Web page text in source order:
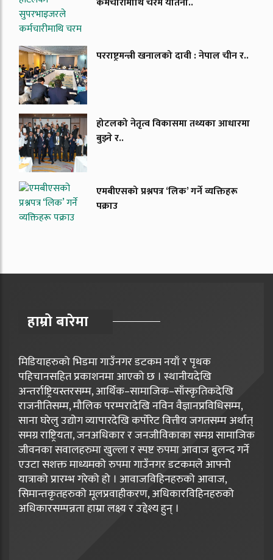
परराष्ट्रमन्त्री खनालको दावी : नेपाल चीन र..
होटलको नेतृत्व विकासमा तथ्यका आधारमा
बुझ्ने र..
एमबीएसको प्रश्नपत्र ‘लिक’ गर्ने व्यक्तिहरू
पक्राउ
हाम्रो बारेमा
मिडियाहरुको भिडमा गाउँनगर डटकम नयाँ र पृथक
पहिचानसहित प्रकाशनमा आएको छ । स्थानीयदेखि
अन्तर्राष्ट्रियस्तरसम्म, आर्थिक–सामाजिक–साँस्कृतिकदेखि
राजनीतिसम्म, मौलिक परम्परादेखि नविन वैज्ञानप्रविधिसम्म,
साना घरेलु उद्योग व्यापारदेखि कर्पोरेट वित्तीय जगतसम्म अर्थात्
समग्र राष्ट्रियता, जनअधिकार र जनजीविकाका समग्र सामाजिक
जीवनका सवालहरुमा खुल्ला र स्पष्ट रुपमा आवाज बुलन्द गर्ने
एउटा सशक्त माध्यमको रुपमा गाउँनगर डटकमले आफ्नो
यात्राको प्रारम्भ गरेको हो । आवाजविहिनहरुको आवाज,
सिमान्तकृतहरुको मूलप्रवाहीकरण, अधिकारविहिनहरुको
अधिकारसम्पन्नता हाम्रा लक्ष्य र उद्देश्य हुन् ।